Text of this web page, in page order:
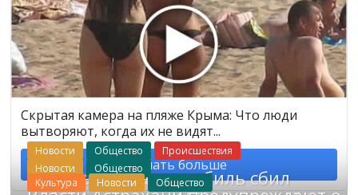
Скрытая камера на пляже Крыма: Что люди
вытворяют, когда их не видят...
Узнать больше
Новости Общество Происшествия
В Астрахани автомобиль сбил
Новости Общество
Культура Новости Общество